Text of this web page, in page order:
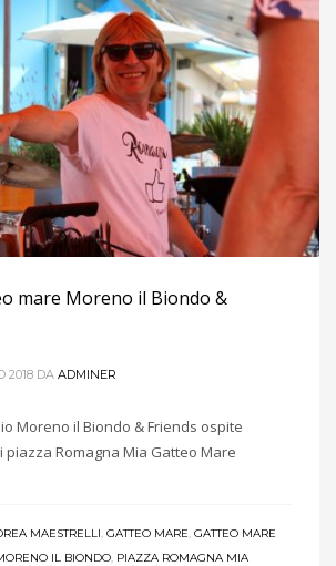
mare Moreno il Biondo &
2018 DA ADMINER
Moreno il Biondo & Friends ospite
Romagna Mia Gatteo Mare
MAESTRELLI, GATTEO MARE, GATTEO MARE
IL BIONDO, PIAZZA ROMAGNA MIA